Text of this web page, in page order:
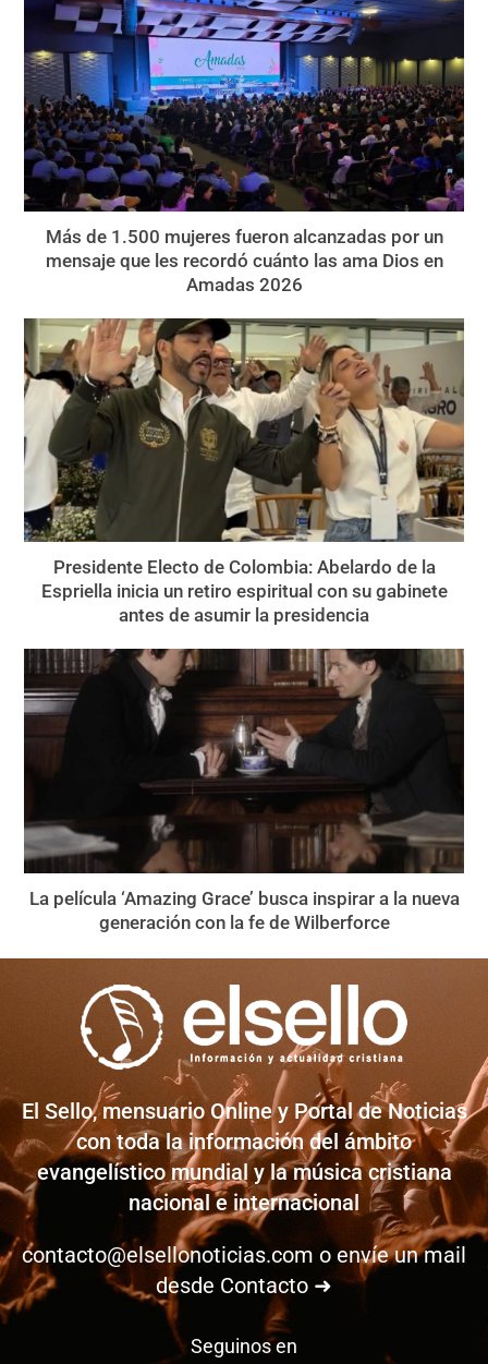
Más de 1.500 mujeres fueron alcanzadas por un
mensaje que les recordó cuánto las ama Dios en
Amadas 2026
Presidente Electo de Colombia: Abelardo de la
Espriella inicia un retiro espiritual con su gabinete
antes de asumir la presidencia
La película ‘Amazing Grace’ busca inspirar a la nueva
generación con la fe de Wilberforce
El Sello, mensuario Online y Portal de Noticias
con toda la información del ámbito
evangelístico mundial y la música cristiana
nacional e internacional
contacto@elsellonoticias.com o envíe un mail
desde Contacto ➜
Seguinos en